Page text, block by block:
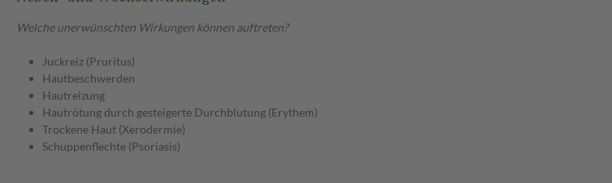
Welche unerwünschten Wirkungen können auftreten?
Juckreiz (Pruritus)
Hautbeschwerden
Hautreizung
Hautrötung durch gesteigerte Durchblutung (Erythem)
Trockene Haut (Xerodermie)
Schuppenflechte (Psoriasis)